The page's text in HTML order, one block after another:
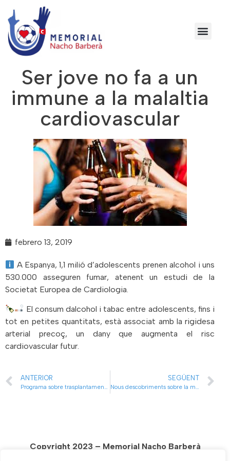
Ser jove no fa a un
immune a la malaltia
cardiovascular
febrero 13, 2019
A Espanya, 1,1 milió d’adolescents prenen alcohol i uns
530.000 asseguren fumar, atenent un estudi de la
Societat Europea de Cardiologia.
El consum dalcohol i tabac entre adolescents, fins i
tot en petites quantitats, està associat amb la rigidesa
arterial precoç, un dany que augmenta el risc
cardiovascular futur.
ANTERIOR SEGÜENT
Copyright 2023 – Memorial Nacho Barberà